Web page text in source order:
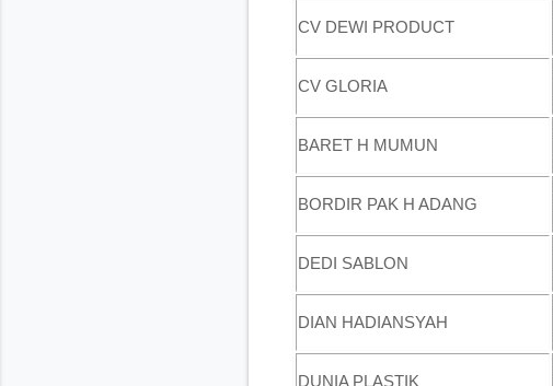
CV DEWI PRODUCT
CV GLORIA
BARET H MUMUN
BORDIR PAK H ADANG
DEDI SABLON
DIAN HADIANSYAH
DUNIA PLASTIK